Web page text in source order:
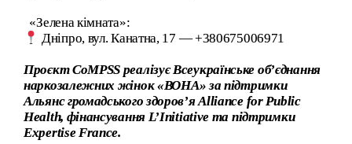
«Зелена кімната»:
Дніпро, вул. Канатна, 17 — +380675006971
Проєкт CoMPSS реалізує Всеукраїнське об’єднання
наркозалежних жінок«ВОНА»за підтримки
Альянс громадського здоров’я Alliance for Public
Health, фінансування L’Initiative та підтримки
Expertise France.